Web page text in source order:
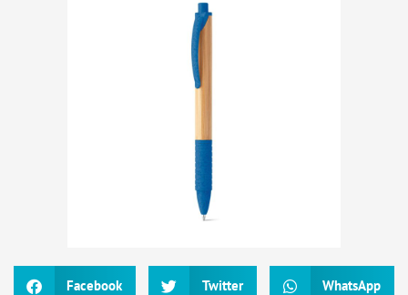
Facebook Twitter WhatsApp